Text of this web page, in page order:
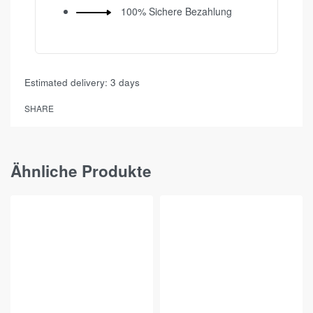
100% Sichere Bezahlung
Estimated delivery: 3 days
SHARE
Ähnliche Produkte